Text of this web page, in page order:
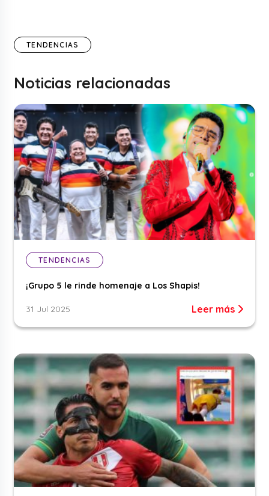
TENDENCIAS
Noticias relacionadas
TENDENCIAS
¡Grupo 5 le rinde homenaje a Los Shapis!
31 Jul 2025 Leer más